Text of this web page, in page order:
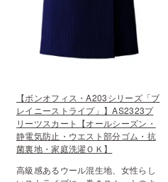
【ボンオフィス・A203シリーズ「ブ
レイニーストライプ」】AS2323プ
リーツスカート【オールシーズン・
静電気防止・ウエスト部分ゴム・抗
菌裏地・家庭洗濯ＯＫ】
高級感あるウール混生地、女性らし